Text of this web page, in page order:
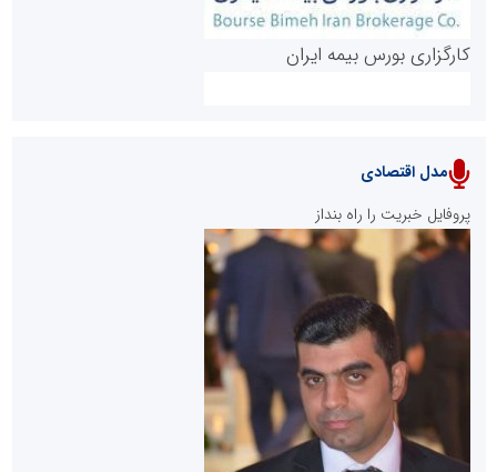
پایگاه خبری نهضت ملی مسکن
کارگزاری بورس بیمه ایران
سازمان بورس و اوراق بهادار
مرجع اخبار موثق در بازارسرمایه
مدل اقتصادی
پروفایل خبریت را راه بنداز